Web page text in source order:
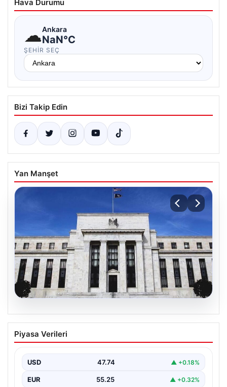
Hava Durumu
☁Ankara
NaN°C
ŞEHIR SEÇ
Bizi Takip Edin
Yan Manşet
06.08.2026
Fed faizi sabit tuttu
Piyasa Verileri
USD 47.74 ▲ +0.18%
EUR 55.25 ▲ +0.32%